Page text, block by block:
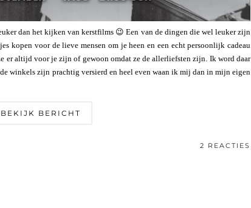
dan het kijken van kerstfilms 😉 Een van de dingen die wel leuker zijn
kopen voor de lieve mensen om je heen en een echt persoonlijk cadeau
er altijd voor je zijn of gewoon omdat ze de allerliefsten zijn. Ik word daar
winkels zijn prachtig versierd en heel even waan ik mij dan in mijn eigen
BEKIJK BERICHT
2 REACTIES